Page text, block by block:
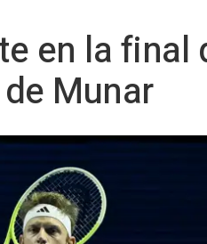
en la final
Munar